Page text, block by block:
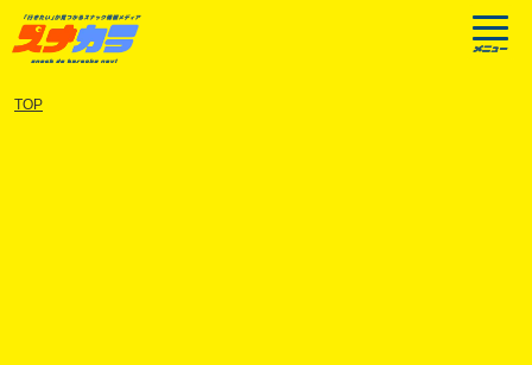
TOP